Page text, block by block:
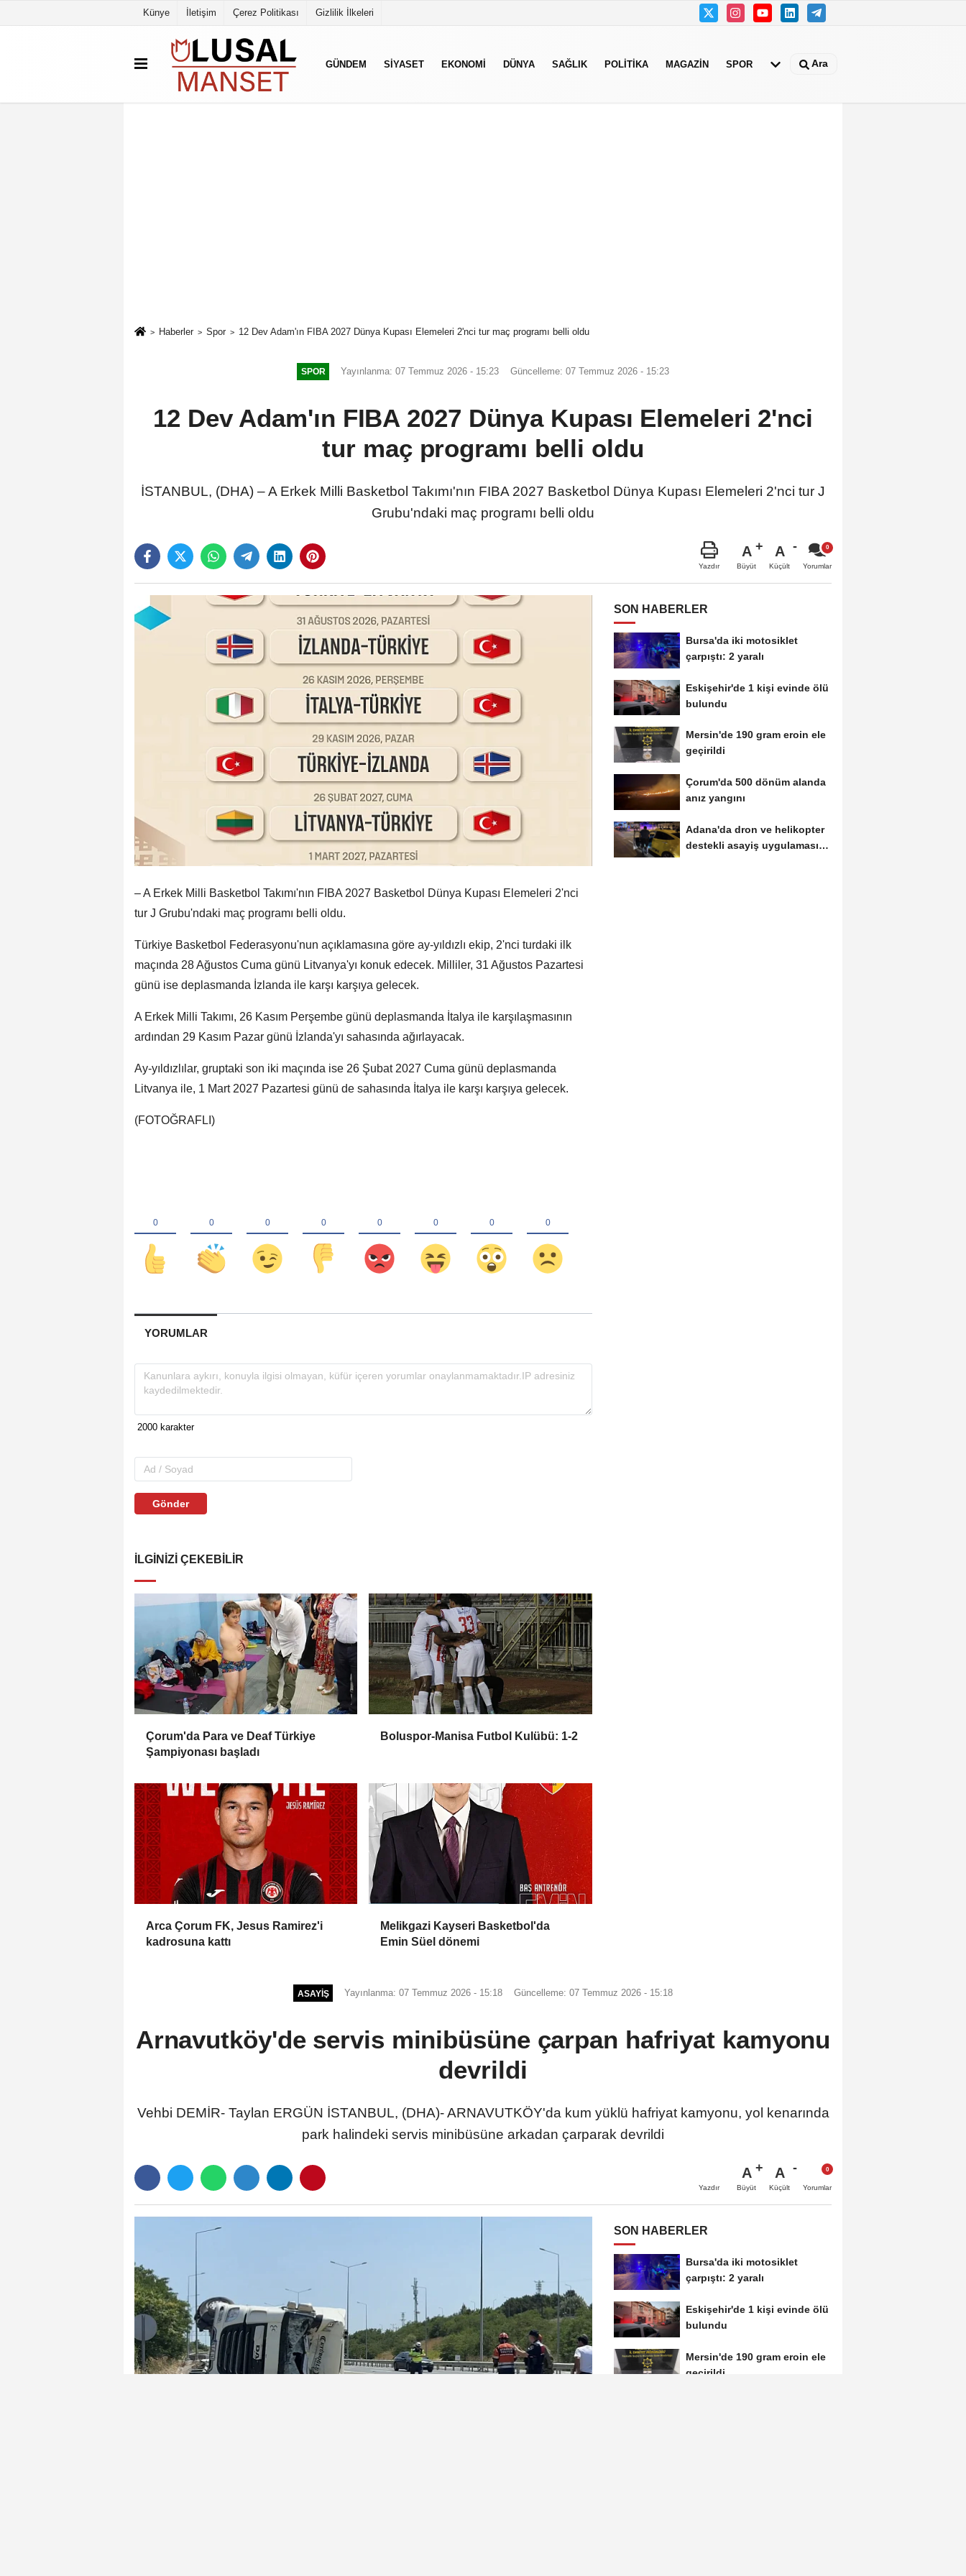
Künye İletişim Çerez Politikası Gizlilik İlkeleri
GÜNDEM SIYASET EKONOMI DÜNYA SAĞLIK POLITIKA MAGAZIN SPOR Ara
Haberler Spor 12 Dev Adam'ın FIBA 2027 Dünya Kupası Elemeleri 2'nci tur maç programı belli oldu
SPOR Yayınlanma: 07 Temmuz 2026 - 15:23 Güncelleme: 07 Temmuz 2026 - 15:23
12 Dev Adam'ın FIBA 2027 Dünya Kupası Elemeleri 2'nci
tur maç programı belli oldu
İSTANBUL, (DHA) – A Erkek Milli Basketbol Takımı'nın FIBA 2027 Basketbol Dünya Kupası Elemeleri 2'nci tur J
Grubu'ndaki maç programı belli oldu
Yazdır
A
Büyüt
A
Küçült Yorumlar
– A Erkek Milli Basketbol Takımı'nın FIBA 2027 Basketbol Dünya Kupası Elemeleri 2'nci
tur J Grubu'ndaki maç programı belli oldu.
Türkiye Basketbol Federasyonu'nun açıklamasına göre ay-yıldızlı ekip, 2'nci turdaki ilk
maçında 28 Ağustos Cuma günü Litvanya'yı konuk edecek. Milliler, 31 Ağustos Pazartesi
günü ise deplasmanda İzlanda ile karşı karşıya gelecek.
A Erkek Milli Takımı, 26 Kasım Perşembe günü deplasmanda İtalya ile karşılaşmasının
ardından 29 Kasım Pazar günü İzlanda'yı sahasında ağırlayacak.
Ay-yıldızlılar, gruptaki son iki maçında ise 26 Şubat 2027 Cuma günü deplasmanda
Litvanya ile, 1 Mart 2027 Pazartesi günü de sahasında İtalya ile karşı karşıya gelecek.
(FOTOĞRAFLI)
YORUMLAR
Gönder
İLGINIZI ÇEKEBILIR
Çorum'da Para ve Deaf Türkiye
Şampiyonası başladı
Boluspor-Manisa Futbol Kulübü: 1-2
Arca Çorum FK, Jesus Ramirez'i
kadrosuna kattı
Melikgazi Kayseri Basketbol'da
Emin Süel dönemi
SON HABERLER
Bursa'da iki motosiklet
çarpıştı: 2 yaralı
Eskişehir'de 1 kişi evinde ölü
bulundu
Mersin'de 190 gram eroin ele
geçirildi
Çorum'da 500 dönüm alanda
anız yangını
Adana'da dron ve helikopter
destekli asayiş uygulaması;
ASAYIŞ Yayınlanma: 07 Temmuz 2026 - 15:18 Güncelleme: 07 Temmuz 2026 - 15:18
Arnavutköy'de servis minibüsüne çarpan hafriyat kamyonu
devrildi
Vehbi DEMİR- Taylan ERGÜN İSTANBUL, (DHA)- ARNAVUTKÖY'da kum yüklü hafriyat kamyonu, yol kenarında
park halindeki servis minibüsüne arkadan çarparak devrildi
Yazdır
A
Büyüt
A
Küçült Yorumlar
SON HABERLER
Bursa'da iki motosiklet
çarpıştı: 2 yaralı
Eskişehir'de 1 kişi evinde ölü
bulundu
Mersin'de 190 gram eroin ele
geçirildi